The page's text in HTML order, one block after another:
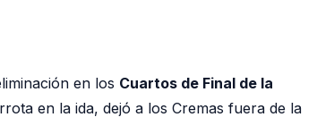
en los Cuartos de Final de la
en la ida, dejó a los Cremas fuera de la